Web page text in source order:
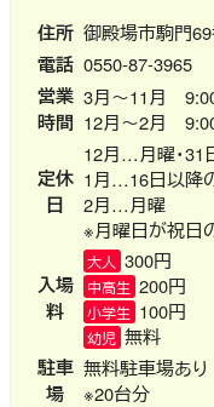
住所 御殿場市駒門
電話 0550-87-3965
営業
時間
3月～11月
12月～2月
定休
日
12月…月曜・31
1月…16日以降
2月…月曜
※月曜日が祝日
入場
料
大人 300円
中高生 200円
小学生 100円
幼児 無料
駐車
場
無料駐車場あり
※20台分